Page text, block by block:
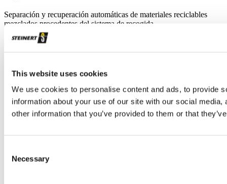
This website uses cookies
We use cookies to personalise content and ads, to provide
information about your use of our site with our social
other information that you’ve provided to them or that
Selection
Necessary
Separación y recuperación automáticas de materiales reciclables
mezclados procedentes del sistema de recogida
Flujo Único
Aviso Legal
Protección de datos
Protección de los denunciantes